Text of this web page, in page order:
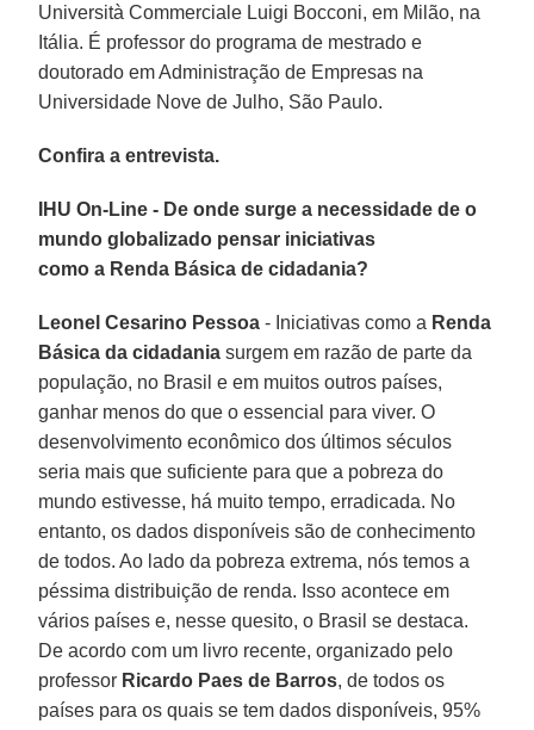
Università Commerciale Luigi Bocconi, em Milão, na
Itália. É professor do programa de mestrado e
doutorado em Administração de Empresas na
Universidade Nove de Julho, São Paulo.
Confira a entrevista.
IHU On-Line - De onde surge a necessidade de o
mundo globalizado pensar iniciativas
como a Renda Básica de cidadania?
Leonel Cesarino Pessoa - Iniciativas como a Renda
Básica da cidadania surgem em razão de parte da
população, no Brasil e em muitos outros países,
ganhar menos do que o essencial para viver. O
desenvolvimento econômico dos últimos séculos
seria mais que suficiente para que a pobreza do
mundo estivesse, há muito tempo, erradicada. No
entanto, os dados disponíveis são de conhecimento
de todos. Ao lado da pobreza extrema, nós temos a
péssima distribuição de renda. Isso acontece em
vários países e, nesse quesito, o Brasil se destaca.
De acordo com um livro recente, organizado pelo
professor Ricardo Paes de Barros, de todos os
países para os quais se tem dados disponíveis, 95%